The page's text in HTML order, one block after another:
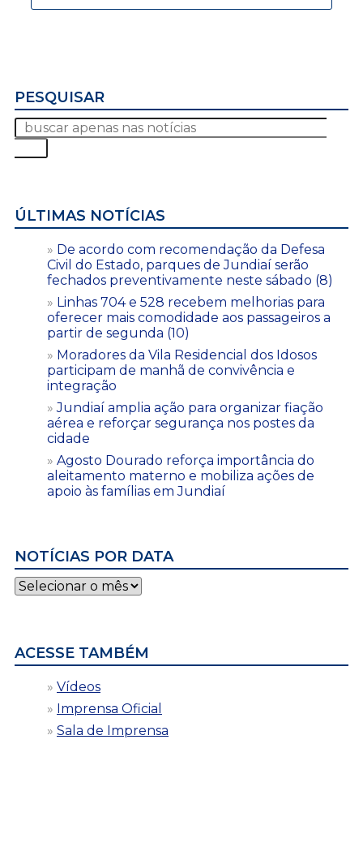
PESQUISAR
ÚLTIMAS NOTÍCIAS
De acordo com recomendação da Defesa
Civil do Estado, parques de Jundiaí serão
fechados preventivamente neste sábado (8)
Linhas 704 e 528 recebem melhorias para
oferecer mais comodidade aos passageiros a
partir de segunda (10)
Moradores da Vila Residencial dos Idosos
participam de manhã de convivência e
integração
Jundiaí amplia ação para organizar fiação
aérea e reforçar segurança nos postes da
cidade
Agosto Dourado reforça importância do
aleitamento materno e mobiliza ações de
apoio às famílias em Jundiaí
NOTÍCIAS POR DATA
Notícias
por
ACESSE TAMBÉM
Vídeos
Imprensa Oficial
Sala de Imprensa